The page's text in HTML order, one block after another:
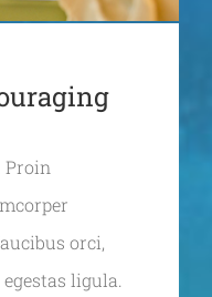
Proin
orci,
ligula.